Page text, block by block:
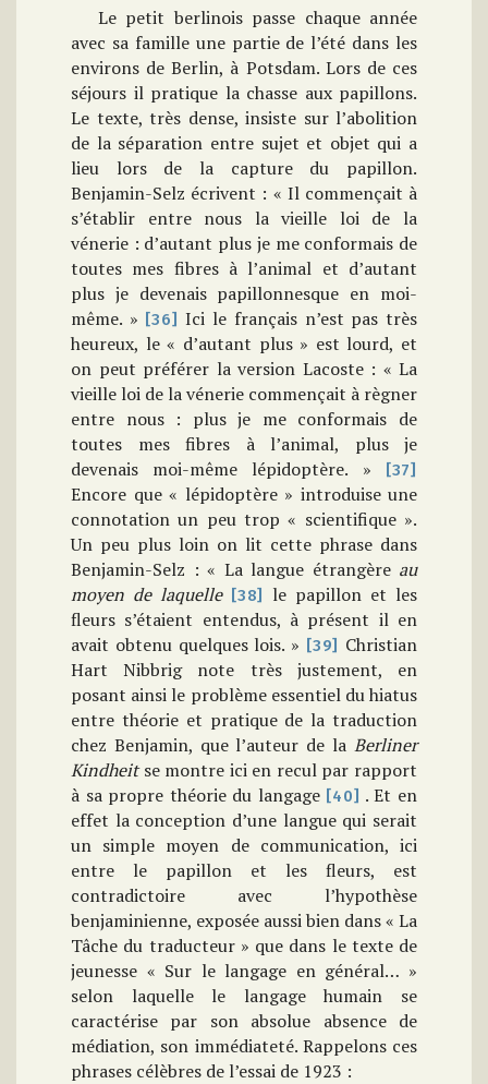
Le petit berlinois passe chaque année
avec sa famille une partie de l’été dans les
environs de Berlin, à Potsdam. Lors de ces
séjours il pratique la chasse aux papillons.
Le texte, très dense, insiste sur l’abolition
de la séparation entre sujet et objet qui a
lieu lors de la capture du papillon.
Benjamin-Selz écrivent : « Il commençait à
s’établir entre nous la vieille loi de la
vénerie : d’autant plus je me conformais de
toutes mes fibres à l’animal et d’autant
plus je devenais papillonnesque en moi-
même. » [36] Ici le français n’est pas très
heureux, le « d’autant plus » est lourd, et
on peut préférer la version Lacoste : « La
vieille loi de la vénerie commençait à règner
entre nous : plus je me conformais de
toutes mes fibres à l’animal, plus je
devenais moi-même lépidoptère. »
[37]
Encore que « lépidoptère » introduise une
connotation un peu trop « scientifique ».
Un peu plus loin on lit cette phrase dans
Benjamin-Selz : « La langue étrangère au
moyen de laquelle
[38]
le papillon et les
fleurs s’étaient entendus, à présent il en
avait obtenu quelques lois. » [39]
Christian
Hart Nibbrig note très justement, en
posant ainsi le problème essentiel du hiatus
entre théorie et pratique de la traduction
chez Benjamin, que l’auteur de la Berliner
Kindheitse montre ici en recul par rapport
à sa propre théorie du langage [40] . Et en
effet la conception d’une langue qui serait
un simple moyen de communication, ici
entre le papillon et les fleurs, est
contradictoire avec l’hypothèse
benjaminienne, exposée aussi bien dans « La
Tâche du traducteur » que dans le texte de
jeunesse « Sur le langage en général… »
selon laquelle le langage humain se
caractérise par son absolue absence de
médiation, son immédiateté. Rappelons ces
phrases célèbres de l’essai de 1923 :